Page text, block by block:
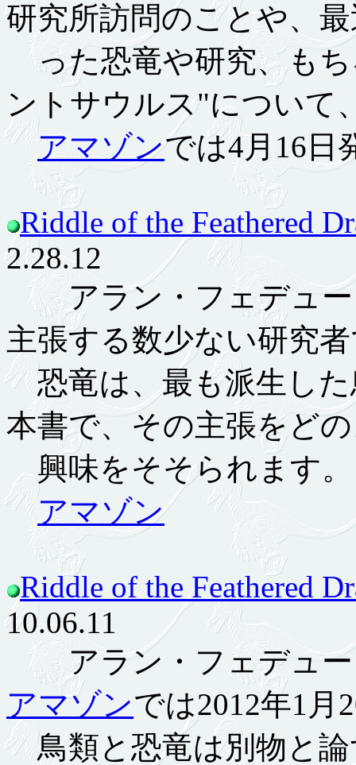
研究所訪問のことや、
った恐竜や研究、も
ントサウルス"について
アマゾンでは4月16日
Riddle of the Feathered
2.28.12
アラン・フェデュー
主張する数少ない研究
恐竜は、最も派生した
本書で、その主張をど
興味をそそられます。
アマゾン
Riddle of the Feathered
10.06.11
アラン・フェデュ
アマゾンでは2012年1月
鳥類と恐竜は別物と論